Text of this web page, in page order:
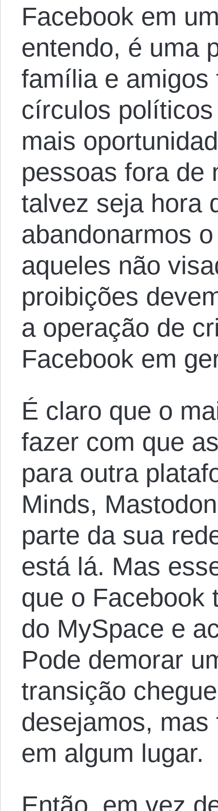
Facebook em
entendo, é uma
família e amigos
círculos
mais
pessoas fora de
talvez seja hora
abandonarmos
aqueles não
proibições
a operação de
Facebook em
É claro que o
fazer com que
para outra
Minds,
parte da sua
está lá. Mas
que o Facebook
do MySpace e
Pode demorar
transição
desejamos,
em algum lugar.
Então, em vez